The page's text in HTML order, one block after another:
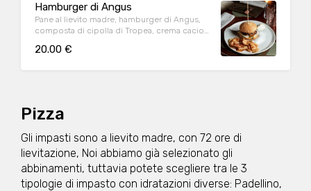
Hamburger di Angus
Pane al lievito madre, hamburger di Angus,
composta di cipolla di Tropea, crema cacio
20.00 €
Pizza
Gli impasti sono a lievito madre, con 72 ore di
lievitazione, Noi abbiamo già selezionato gli
abbinamenti, tuttavia potete scegliere tra le 3
tipologie di impasto con idratazioni diverse: Padellino,